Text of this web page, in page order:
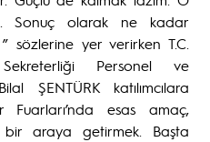
Sonuç olarak ne kadar
sözlerine yer verirken T.C.
Sekreterliği Personel ve
ŞENTÜRK katılımcılara
Fuarları’nda esas amaç,
bir araya getirmek. Başta